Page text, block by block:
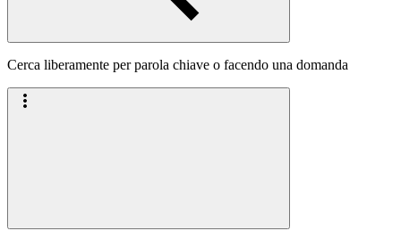
Cerca liberamente per parola chiave o facendo una domanda